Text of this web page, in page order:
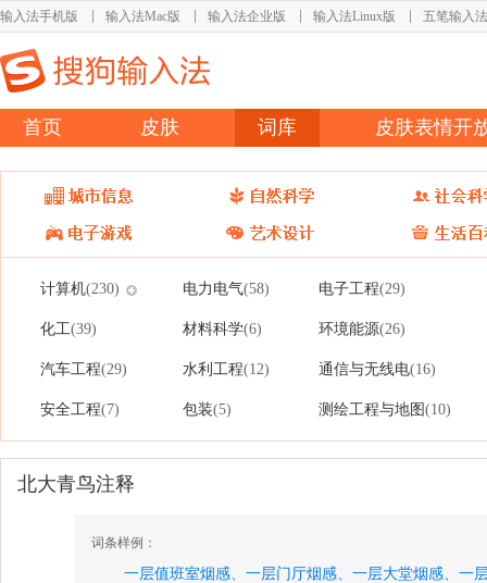
输入法手机版 输入法Mac版 输入法企业版 输入法Linux版 五笔输入法
首页 皮肤 词库 皮肤表情开
计算机(230) 电力电气(58) 电子工程(29)
化工(39) 材料科学(6) 环境能源(26)
汽车工程(29) 水利工程(12) 通信与无线电(16)
安全工程(7) 包装(5) 测绘工程与地图(10)
北大青鸟注释
词条样例：
一层值班室烟感、 一层门厅烟感、 一层大堂烟感、 一